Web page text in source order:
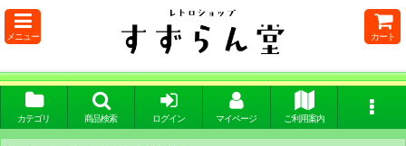
メニュー カート
カテゴリ 商品検索 ログイン マイページ ご利用案内